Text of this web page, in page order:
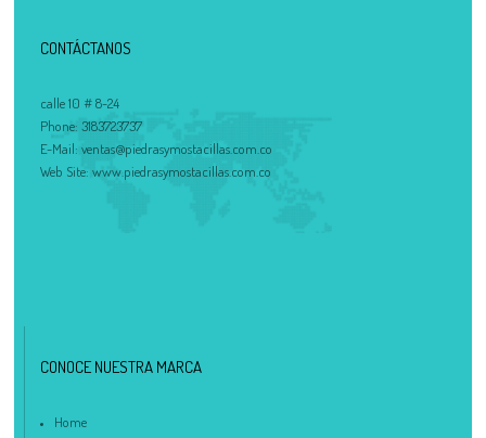
CONTÁCTANOS
calle 10 # 8-24
Phone: 3183723737
E-Mail: ventas@piedrasymostacillas.com.co
Web Site: www.piedrasymostacillas.com.co
CONOCE NUESTRA MARCA
Home